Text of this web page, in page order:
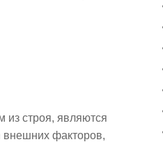
из строя, являются
внешних факторов,